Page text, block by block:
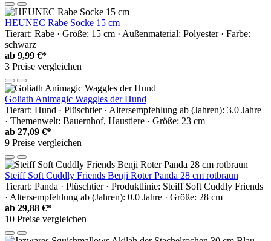
HEUNEC Rabe Socke 15 cm
Tierart: Rabe · Größe: 15 cm · Außenmaterial: Polyester · Farbe:
schwarz
ab 9,99 €*
3 Preise vergleichen
Goliath Animagic Waggles der Hund
Tierart: Hund · Plüschtier · Altersempfehlung ab (Jahren): 3.0 Jahre
· Themenwelt: Bauernhof, Haustiere · Größe: 23 cm
ab 27,09 €*
9 Preise vergleichen
Steiff Soft Cuddly Friends Benji Roter Panda 28 cm rotbraun
Tierart: Panda · Plüschtier · Produktlinie: Steiff Soft Cuddly Friends
· Altersempfehlung ab (Jahren): 0.0 Jahre · Größe: 28 cm
ab 29,88 €*
10 Preise vergleichen